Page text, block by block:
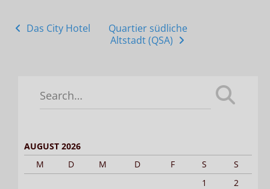
Posts
Das City Hotel
Quartier südliche
Altstadt (QSA)
for:
AUGUST 2026
M
D M D F S
S
1
2